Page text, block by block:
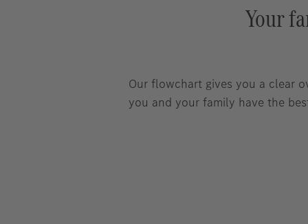
Your
Our flowchart gives you a clear
you and your family have the